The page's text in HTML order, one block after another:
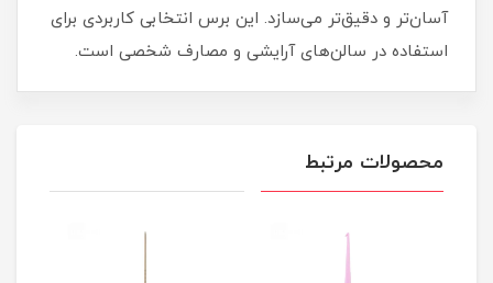
آسان‌تر و دقیق‌تر می‌سازد. این برس انتخابی کاربردی برای
استفاده در سالن‌های آرایشی و مصارف شخصی است.
محصولات مرتبط